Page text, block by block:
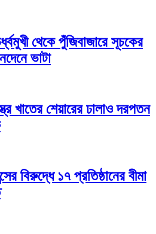
থেকে পুঁজিবাজারে সূচকের
ভাটা
খাতের শেয়ারের ঢালাও দরপতন
বিরুদ্ধে ১৭ প্রতিষ্ঠানের বীমা